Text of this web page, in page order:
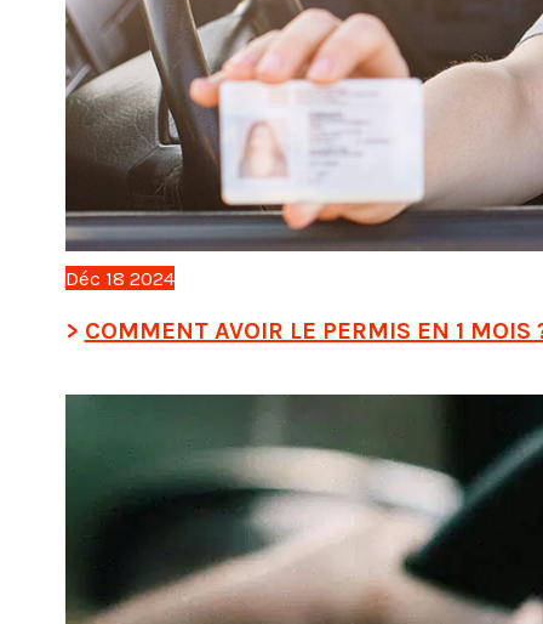
Déc 18 2024
COMMENT AVOIR LE PERMIS EN 1 MOIS